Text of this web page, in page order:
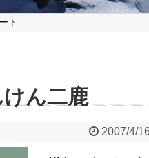
ト
ん二鹿
2007/4/